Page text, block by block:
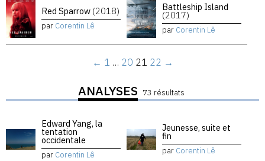
Red Sparrow (2018)
par Corentin Lê
Battleship Island
(2017)
par Corentin Lê
← 1 … 20 21 22 →
ANALYSES 73 résultats
Edward Yang, la
tentation
occidentale
par Corentin Lê
Jeunesse, suite et
fin
par Corentin Lê